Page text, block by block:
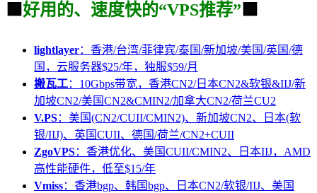
🟩 好用的、速度快的“VPS推荐” 🟩
lightlayer：香港/台湾/菲律宾/泰国/新加坡/美国/英国/德
国，云服务器$25/年，独服$59/月
搬瓦工：10Gbps带宽，香港CN2/日本CN2&软银&IIJ/新
加坡CN2/美国CN2&CMIN2/加拿大CN2/荷兰CU2
V.PS：美国(CN2/CUII/CMIN2)、新加坡CN2、日本(软
银/IIJ)、英国CUII、德国/荷兰/CN2+CUII
ZgoVPS：香港优化、美国CUII/CMIN2、日本IIJ，AMD
高性能硬件，低至$15/年
Vmiss：香港bgp、韩国bgp、日本CN2/软银/IIJ、美国